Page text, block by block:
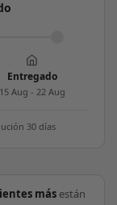
Entregado
15 Aug - 22 Aug
30 días
más están